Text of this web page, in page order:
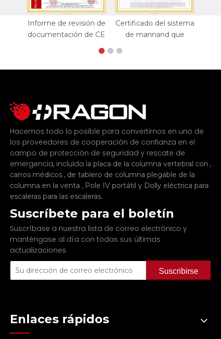
Informe de revisión de
documentación de CE
Certificado del sistema
de mannand que
Hacemos todo lo posible para convertirnos en uno de
los proveedores de cooperación de confianza en el
campo de protección de seguridad y rescate de
emergencia, incluida la placa de la columna vertebral con ,
carros médicos , de tablero de columna plegable de la
columna en la venta , Pole IV portátil y Dolly eléctrica para
escaleras para las escaleras.
Suscríbete para el boletín
Suscríbase a nuestra lista de correo electrónico y
manténgase al día con todas sus últimas
actualizaciones
Suscribirse
Enlaces rápidos